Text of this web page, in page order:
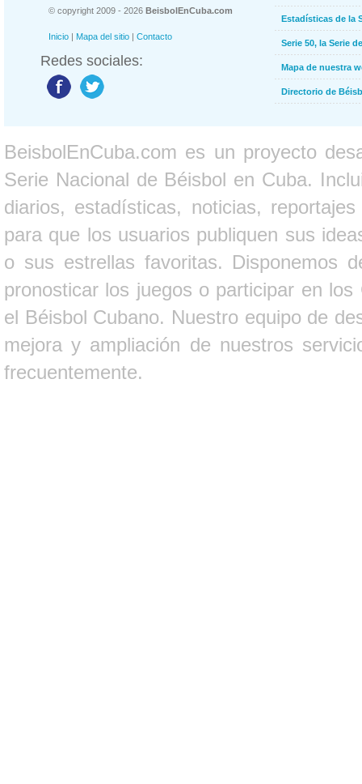
© copyright 2009 - 2026 BeisbolEnCuba.com
Inicio | Mapa del sitio | Contacto
Redes sociales:
Estadísticas de la
Serie 50, la Serie
Mapa de nuestra
Directorio de
BeisbolEnCuba.com es un proyecto
Serie Nacional de Béisbol en Cuba.
diarios, estadísticas, noticias,
para que los usuarios publiquen sus
o sus estrellas favoritas. Disponemos
pronosticar los juegos o participar en
el Béisbol Cubano. Nuestro equipo de
mejora y ampliación de nuestros
frecuentemente.